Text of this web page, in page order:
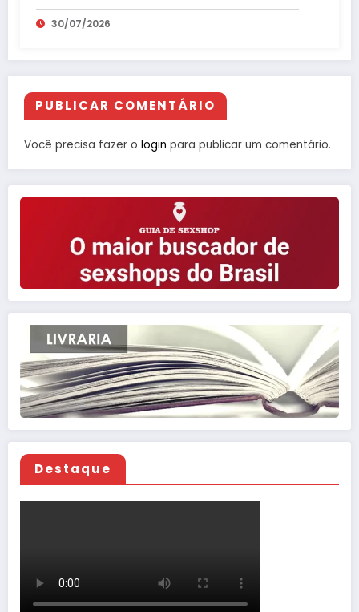
30/07/2026
PUBLICAR COMENTÁRIO
Você precisa fazer o login para publicar um comentário.
Destaque